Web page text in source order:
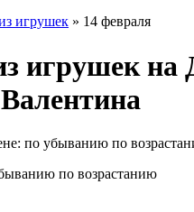
игрушек » 14 февраля
игрушек на
по убыванию по
по возрастанию